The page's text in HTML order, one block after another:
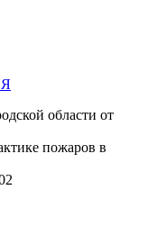
области от
пожаров в